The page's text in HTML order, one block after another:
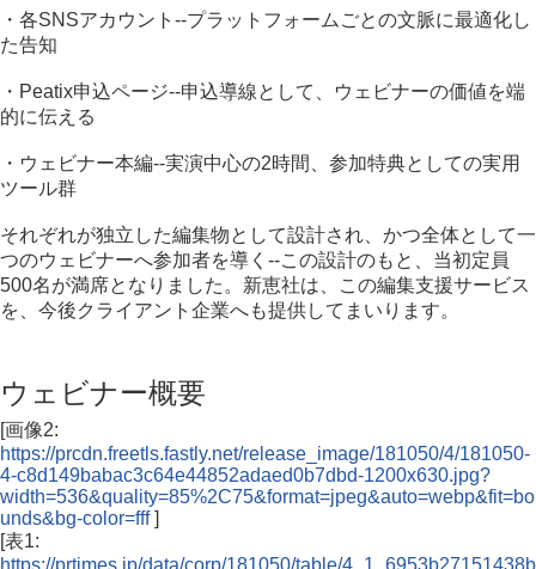
・各SNSアカウント--プラットフォームごとの文脈に最適化し
た告知
・Peatix申込ページ--申込導線として、ウェビナーの価値を端
的に伝える
・ウェビナー本編--実演中心の2時間、参加特典としての実用
ツール群
それぞれが独立した編集物として設計され、かつ全体として一
つのウェビナーへ参加者を導く--この設計のもと、当初定員
500名が満席となりました。新恵社は、この編集支援サービス
を、今後クライアント企業へも提供してまいります。
ウェビナー概要
[画像2:
https://prcdn.freetls.fastly.net/release_image/181050/4/181050-
4-c8d149babac3c64e44852adaed0b7dbd-1200x630.jpg?
width=536&quality=85%2C75&format=jpeg&auto=webp&fit=bo
unds&bg-color=fff]
[表1: